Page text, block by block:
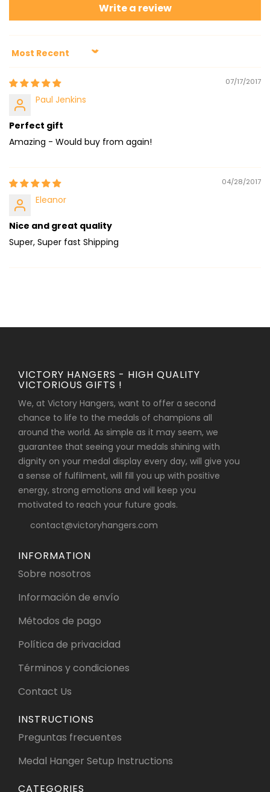
Write a review
Sort by
07/17/2017
Paul Jenkins
Perfect gift
Amazing - Would buy from again!
04/28/2017
Eleanor
Nice and great quality
Super, Super fast Shipping
VICTORY HANGERS - HIGH QUALITY
VICTORIOUS GIFTS !
We, at Victory Hangers, want to offer a second
chance to life to the medals of champions all
around the world. As simple as it may seem, we
guarantee that seeing your medals shining with
dignity on your medal display every day, will give you
a sense of fulfilment, will fill you up with positive
energy, strong emotions and will keep you
motivated to reach your future goals.
contact@victoryhangers.com
INFORMATION
Sobre nosotros
Información de envío
Métodos de pago
Política de privacidad
Términos y condiciones
Contact Us
INSTRUCTIONS
Preguntas frecuentes
Medal Hanger Setup Instructions
CATEGORIES